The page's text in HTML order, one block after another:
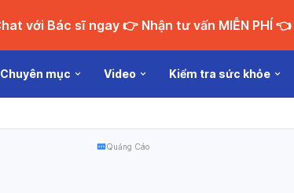
Chat với Bác sĩ ngay 👉 Nhận tư vấn MIỄN PHÍ 👈
Chuyên mục Video Kiểm tra sức khỏe
Quảng Cáo